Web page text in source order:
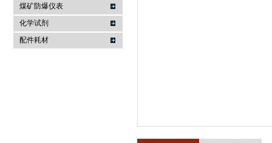
煤矿防爆仪表
化学试剂
配件耗材